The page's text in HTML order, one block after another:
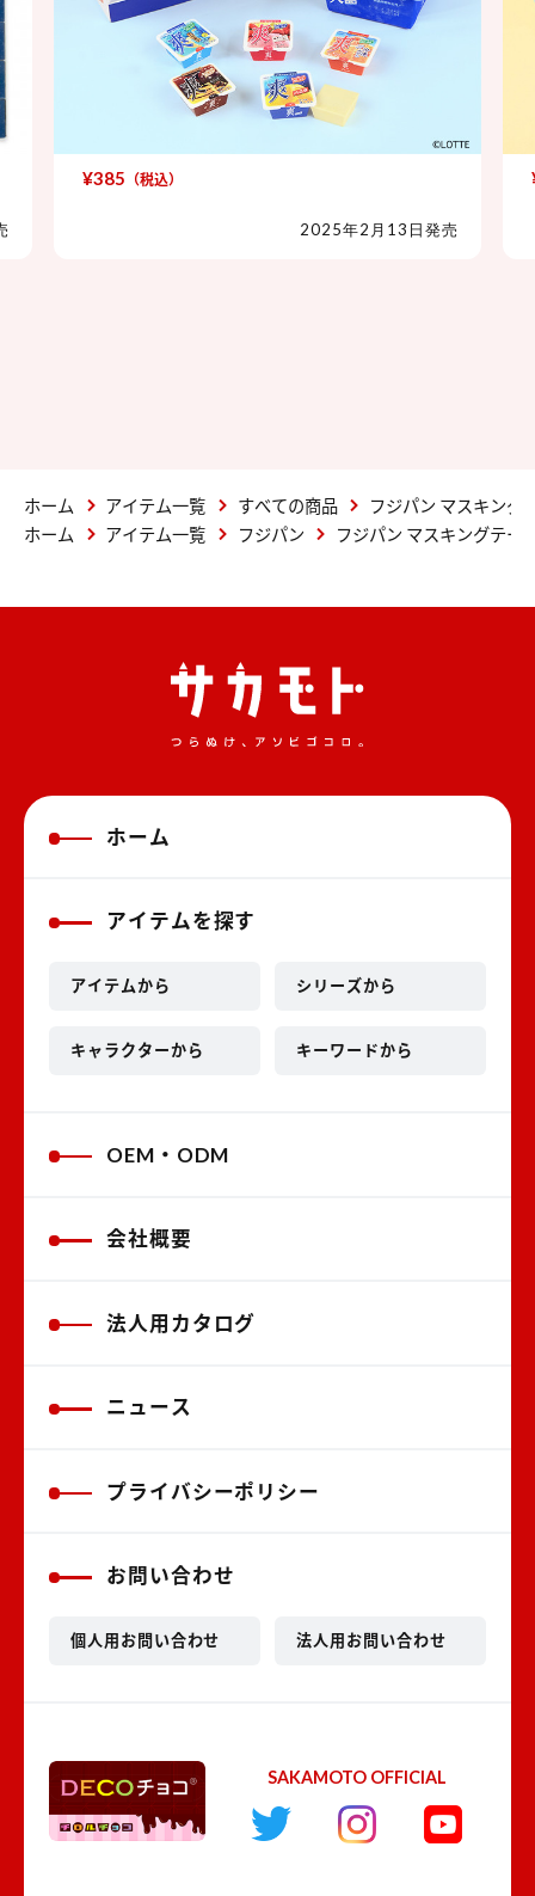
爽 シークレットアイス消しゴム
¥385 （税込）
2025年2月13日発売
ホーム アイテム一覧 すべての商品
フジパン マスキング
ホーム
アイテム一覧 フジパン フジパン マスキングテー
ホーム
アイテムを探す
アイテムから シリーズから
キャラクターから キーワードから
OEM・ODM
会社概要
法人用カタログ
ニュース
プライバシーポリシー
お問い合わせ
個人用お問い合わせ 法人用お問い合わせ
SAKAMOTO OFFICIAL